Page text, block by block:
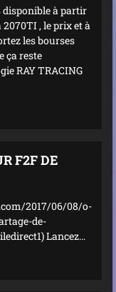
disponible à partir
2070TI , le prix et à
les bourses
ça reste
RAY TRACING
F2F DE
2017/06/08/o-
de-
Lancez...